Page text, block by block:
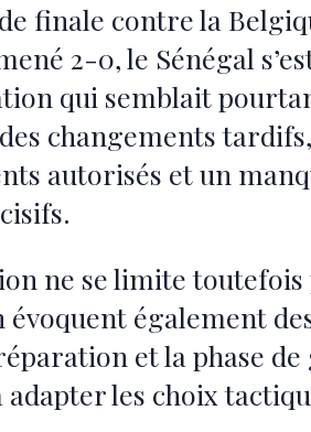
finale contre la
2-0, le Sénégal
qui semblait
changements
autorisés et un
ne se limite
également
et la phase
les choix